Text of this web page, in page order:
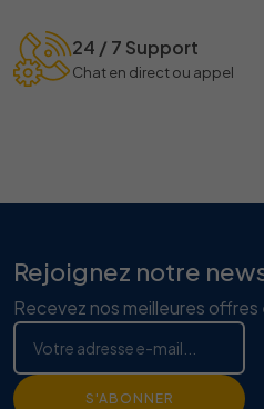
24 / 7 Support
Chat en direct ou appel
Rejoignez notre
Recevez nos meilleures
S'ABONNER